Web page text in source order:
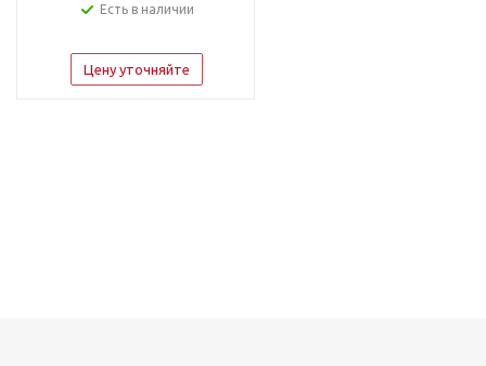
Есть в наличии
Цену уточняйте